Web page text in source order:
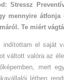
Stressz
mennyire
Te miért
indítottam el saját
váltott valóra az
mert
létben